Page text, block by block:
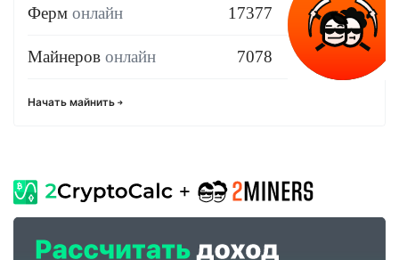
Ферм онлайн 17377
Майнеров онлайн 7078
Начать майнить